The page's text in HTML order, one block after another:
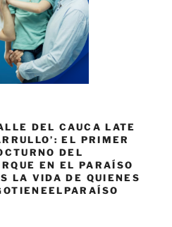
DEL CAUCA LATE
EL PRIMER
DEL
EN EL PARAÍSO
LA VIDA DE QUIENES